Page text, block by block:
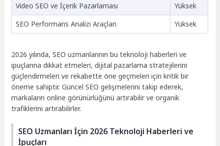
Video SEO ve İçerik Pazarlaması
Yüksek
SEO Performans Analizi Araçları
Yüksek
2026 yılında, SEO uzmanlarının bu teknoloji haberleri ve
ipuçlarına dikkat etmeleri, dijital pazarlama stratejilerini
güçlendirmeleri ve rekabette öne geçmeleri için kritik bir
öneme sahiptir. Güncel SEO gelişmelerini takip ederek,
markaların online görünürlüğünü artırabilir ve organik
trafiklerini artırabilirler.
SEO Uzmanları İçin 2026 Teknoloji Haberleri ve
İpuçları